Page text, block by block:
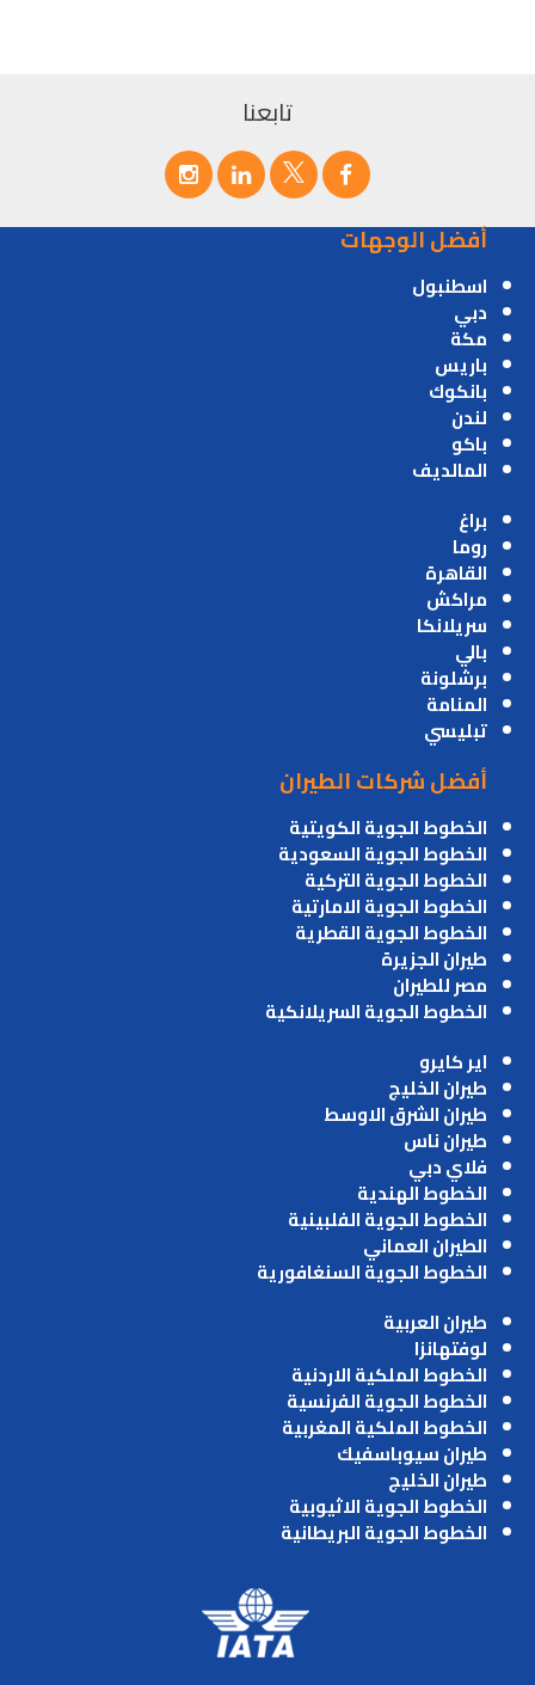
تابعنا
أفضل الوجهات
اسطنبول
دبي
مكة
باريس
بانكوك
لندن
باكو
المالديف
براغ
روما
القاهرة
مراكش
سريلانكا
بالي
برشلونة
المنامة
تبليسي
أفضل شركات الطيران
الخطوط الجوية الكويتية
الخطوط الجوية السعودية
الخطوط الجوية التركية
الخطوط الجوية الامارتية
الخطوط الجوية القطرية
طيران الجزيرة
مصر للطيران
الخطوط الجوية السريلانكية
اير كايرو
طيران الخليج
طيران الشرق الاوسط
طيران ناس
فلاي دبي
الخطوط الهندية
الخطوط الجوية الفلبينية
الطيران العماني
الخطوط الجوية السنغافورية
طيران العربية
لوفتهانزا
الخطوط الملكية الاردنية
الخطوط الجوية الفرنسية
الخطوط الملكية المغربية
طيران سيوباسفيك
طيران الخليج
الخطوط الجوية الاثيوبية
الخطوط الجوية البريطانية